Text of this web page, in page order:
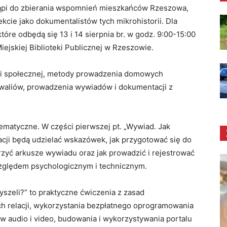
do zbierania wspomnień mieszkańców Rzeszowa,
jako dokumentalistów tych mikrohistorii. Dla
odbędą się 13 i 14 sierpnia br. w godz. 9:00-15:00
Biblioteki Publicznej w Rzeszowie.
metody prowadzenia domowych
prowadzenia wywiadów i dokumentacji z
W części pierwszej pt. „Wywiad. Jak
będą udzielać wskazówek, jak przygotować się do
arkusze wywiadu oraz jak prowadzić i rejestrować
psychologicznym i technicznym.
to praktyczne ćwiczenia z zasad
relacji, wykorzystania bezpłatnego oprogramowania
audio i video, budowania i wykorzystywania portalu